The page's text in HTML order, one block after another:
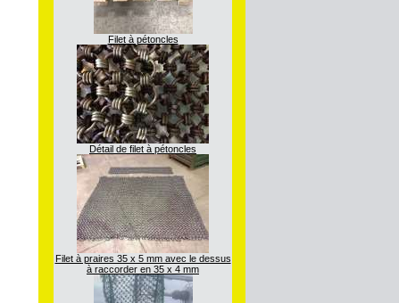
Filet à pétoncles
Détail de filet à pétoncles
Filet à praires 35 x 5 mm avec le dessus
à raccorder en 35 x 4 mm